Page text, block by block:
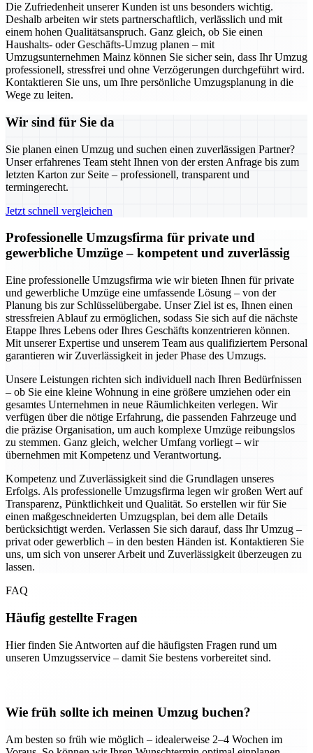
Die Zufriedenheit unserer Kunden ist uns besonders wichtig.
Deshalb arbeiten wir stets partnerschaftlich, verlässlich und mit
einem hohen Qualitätsanspruch. Ganz gleich, ob Sie einen
Haushalts- oder Geschäfts-Umzug planen – mit
Umzugsunternehmen Mainz können Sie sicher sein, dass Ihr Umzug
professionell, stressfrei und ohne Verzögerungen durchgeführt wird.
Kontaktieren Sie uns, um Ihre persönliche Umzugsplanung in die
Wege zu leiten.
Wir sind für Sie da
Sie planen einen Umzug und suchen einen zuverlässigen Partner?
Unser erfahrenes Team steht Ihnen von der ersten Anfrage bis zum
letzten Karton zur Seite – professionell, transparent und
termingerecht.
Jetzt schnell vergleichen
Professionelle Umzugsfirma für private und
gewerbliche Umzüge – kompetent und zuverlässig
Eine professionelle Umzugsfirma wie wir bieten Ihnen für private
und gewerbliche Umzüge eine umfassende Lösung – von der
Planung bis zur Schlüsselübergabe. Unser Ziel ist es, Ihnen einen
stressfreien Ablauf zu ermöglichen, sodass Sie sich auf die nächste
Etappe Ihres Lebens oder Ihres Geschäfts konzentrieren können.
Mit unserer Expertise und unserem Team aus qualifiziertem Personal
garantieren wir Zuverlässigkeit in jeder Phase des Umzugs.
Unsere Leistungen richten sich individuell nach Ihren Bedürfnissen
– ob Sie eine kleine Wohnung in eine größere umziehen oder ein
gesamtes Unternehmen in neue Räumlichkeiten verlegen. Wir
verfügen über die nötige Erfahrung, die passenden Fahrzeuge und
die präzise Organisation, um auch komplexe Umzüge reibungslos
zu stemmen. Ganz gleich, welcher Umfang vorliegt – wir
übernehmen mit Kompetenz und Verantwortung.
Kompetenz und Zuverlässigkeit sind die Grundlagen unseres
Erfolgs. Als professionelle Umzugsfirma legen wir großen Wert auf
Transparenz, Pünktlichkeit und Qualität. So erstellen wir für Sie
einen maßgeschneiderten Umzugsplan, bei dem alle Details
berücksichtigt werden. Verlassen Sie sich darauf, dass Ihr Umzug –
privat oder gewerblich – in den besten Händen ist. Kontaktieren Sie
uns, um sich von unserer Arbeit und Zuverlässigkeit überzeugen zu
lassen.
FAQ
Häufig gestellte Fragen
Hier finden Sie Antworten auf die häufigsten Fragen rund um
unseren Umzugsservice – damit Sie bestens vorbereitet sind.
Wie früh sollte ich meinen Umzug buchen?
Am besten so früh wie möglich – idealerweise 2–4 Wochen im